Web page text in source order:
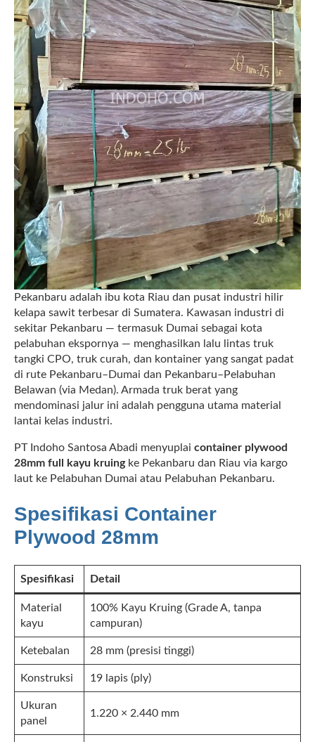
Pekanbaru adalah ibu kota Riau dan pusat industri hilir
kelapa sawit terbesar di Sumatera. Kawasan industri di
sekitar Pekanbaru — termasuk Dumai sebagai kota
pelabuhan ekspornya — menghasilkan lalu lintas truk
tangki CPO, truk curah, dan kontainer yang sangat padat
di rute Pekanbaru–Dumai dan Pekanbaru–Pelabuhan
Belawan (via Medan). Armada truk berat yang
mendominasi jalur ini adalah pengguna utama material
lantai kelas industri.
PT Indoho Santosa Abadi menyuplai container plywood
28mm full kayu kruingke Pekanbaru dan Riau via kargo
laut ke Pelabuhan Dumai atau Pelabuhan Pekanbaru.
Spesifikasi Container
Plywood 28mm
Spesifikasi Detail
Material
kayu
100% Kayu Kruing (Grade A, tanpa
campuran)
Ketebalan 28 mm (presisi tinggi)
Konstruksi 19 lapis (ply)
Ukuran
panel
1.220 × 2.440 mm